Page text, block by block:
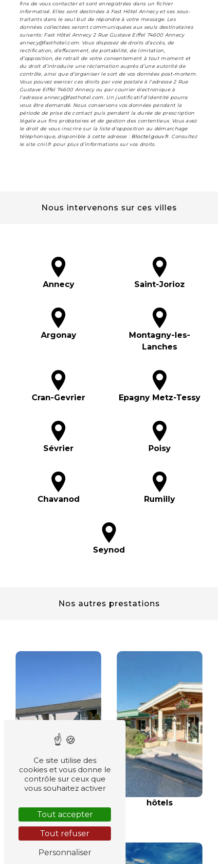
fins de vous contacter et sont enregistrées dans un fichier
informatisé. Elles sont destinées à Fast Hôtel Annecy et ses sous-
traitants dans le seul but de répondre à votre message. Les
données collectées seront communiquées aux seuls destinataires
suivants: Fast Hôtel Annecy 2 Rue Gustave Eiffel 74600 Annecy
annecy@fasthotel.com. Vous disposez de droits d’accès, de
rectification, d’effacement, de portabilité, de limitation,
d’opposition, de retrait de votre consentement à tout moment et
du droit d’introduire une réclamation auprès d’une autorité de
contrôle, ainsi que d’organiser le sort de vos données post-mortem.
Vous pouvez exercer ces droits par voie postale à l'adresse 2 Rue
Gustave Eiffel 74600 Annecy ou par courrier électronique à
l'adresse annecy@fasthotel.com. Un justificatif d'identité pourra
vous être demandé. Nous conservons vos données pendant la
période de prise de contact puis pendant la durée de prescription
légale aux fins probatoires et de gestion des contentieux. Vous avez
le droit de vous inscrire sur la liste d'opposition au démarchage
téléphonique, disponible à cette adresse : Bloctel.gouv.fr. Consultez
le site cnil.fr pour plus d’informations sur vos droits.
Nous intervenons sur ces villes
Annecy Saint-Jorioz
Argonay
Montagny-les-
Lanches
Cran-Gevrier Epagny Metz-Tessy
Sévrier Poisy
Chavanod Rumilly
Seynod
Nos autres prestations
hôtel
hôtels
Ce site utilise des
cookies et vous donne le
contrôle sur ceux que
vous souhaitez activer
Tout accepter
Tout refuser
Personnaliser